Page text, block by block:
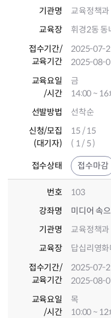
기관명
교육정책과
교육장
휘경2동 동
접수기간/
교육기간
2025-07-
2025-08-
교육요일
/시간
금
14:00 ~
선발방법
선착순
신청/모집
(대기자)
15 / 15
( 1 / 5 )
접수상태 접수마감
번호
103
강좌명
미디어 속
기관명
교육정책과
교육장
답십리영
접수기간/
교육기간
2025-07-
2025-08-
교육요일
/시간
목
10:00 ~